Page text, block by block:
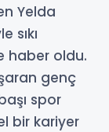
Yelda
sıkı
haber oldu.
genç
spor
bir kariyer